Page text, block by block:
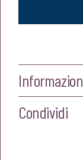
Condividi